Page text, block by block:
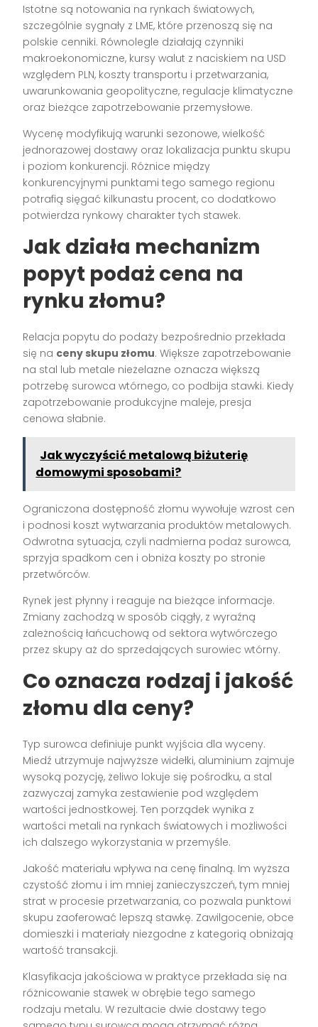
Istotne są notowania na rynkach światowych,
szczególnie sygnały z LME, które przenoszą się na
polskie cenniki. Równolegle działają czynniki
makroekonomiczne, kursy walut z naciskiem na USD
względem PLN, koszty transportu i przetwarzania,
uwarunkowania geopolityczne, regulacje klimatyczne
oraz bieżące zapotrzebowanie przemysłowe.
Wycenę modyfikują warunki sezonowe, wielkość
jednorazowej dostawy oraz lokalizacja punktu skupu
i poziom konkurencji. Różnice między
konkurencyjnymi punktami tego samego regionu
potrafią sięgać kilkunastu procent, co dodatkowo
potwierdza rynkowy charakter tych stawek.
Jak działa mechanizm
popyt podaż cena na
rynku złomu?
Relacja popytu do podaży bezpośrednio przekłada
się na ceny skupu złomu. Większe zapotrzebowanie
na stal lub metale nieżelazne oznacza większą
potrzebę surowca wtórnego, co podbija stawki. Kiedy
zapotrzebowanie produkcyjne maleje, presja
cenowa słabnie.
Jak wyczyścić metalową biżuterię
domowymi sposobami?
Ograniczona dostępność złomu wywołuje wzrost cen
i podnosi koszt wytwarzania produktów metalowych.
Odwrotna sytuacja, czyli nadmierna podaż surowca,
sprzyja spadkom cen i obniża koszty po stronie
przetwórców.
Rynek jest płynny i reaguje na bieżące informacje.
Zmiany zachodzą w sposób ciągły, z wyraźną
zależnością łańcuchową od sektora wytwórczego
przez skupy aż do sprzedających surowiec wtórny.
Co oznacza rodzaj i jakość
złomu dla ceny?
Typ surowca definiuje punkt wyjścia dla wyceny.
Miedź utrzymuje najwyższe widełki, aluminium zajmuje
wysoką pozycję, żeliwo lokuje się pośrodku, a stal
zazwyczaj zamyka zestawienie pod względem
wartości jednostkowej. Ten porządek wynika z
wartości metali na rynkach światowych i możliwości
ich dalszego wykorzystania w przemyśle.
Jakość materiału wpływa na cenę finalną. Im wyższa
czystość złomu i im mniej zanieczyszczeń, tym mniej
strat w procesie przetwarzania, co pozwala punktowi
skupu zaoferować lepszą stawkę. Zawilgocenie, obce
domieszki i materiały niezgodne z kategorią obniżają
wartość transakcji.
Klasyfikacja jakościowa w praktyce przekłada się na
różnicowanie stawek w obrębie tego samego
rodzaju metalu. W rezultacie dwie dostawy tego